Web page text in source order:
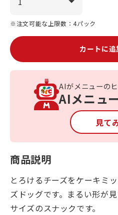
※注文可能な上限数：4パック
カートに追
AIがメニューの
AIメニュ
見て
商品説明
とろけるチーズをケーキミ
ズドッグです。まるい形が
サイズのスナックです。